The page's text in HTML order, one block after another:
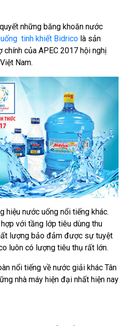
những băng khoăn nước
tinh khiết Bidrico là sản
chính của APEC 2017 hội nghị
Nam.
hiệu nước uống nổi tiếng khác.
hợp với tầng lớp tiêu dùng thu
lượng bảo đảm được sự tuyệt
luôn có lượng tiêu thụ rất lớn.
nổi tiếng về nước giải khác Tân
nhà máy hiện đại nhất hiện nay